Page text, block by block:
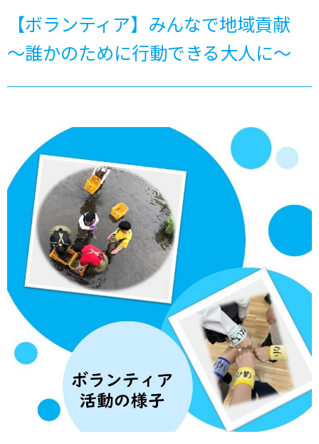
【ボランティア】みんなで地域貢献
～誰かのために行動できる大人に～